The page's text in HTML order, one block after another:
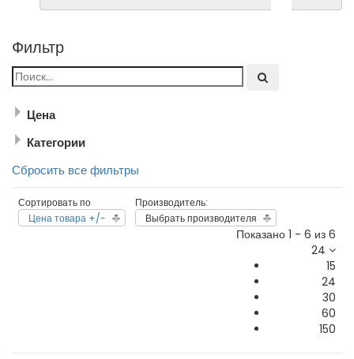
Фильтр
Цена
Категории
Сбросить фильтр
Мониторы
Сбросить все фильтры
Сортировать по
Цена товара +/-
Производитель:
Выбрать производителя
Показано 1 - 6 из 6
24
15
24
30
60
150